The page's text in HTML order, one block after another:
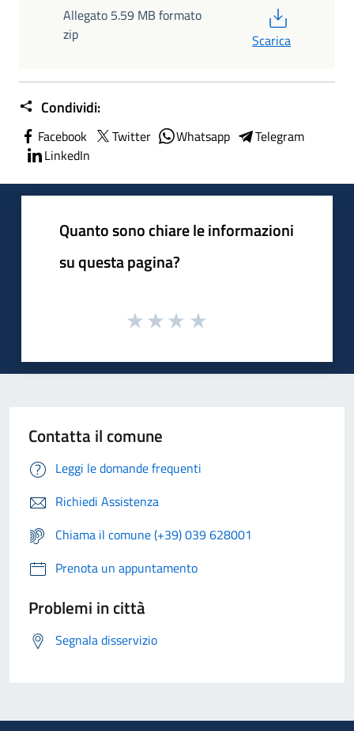
Allegato 5.59 MB formato
zip
Scarica
Condividi:
Facebook Twitter Whatsapp
Telegram
LinkedIn
Quanto sono chiare le informazioni
su questa pagina?
Contatta il comune
Leggi le domande frequenti
Richiedi Assistenza
Chiama il comune (+39) 039 628001
Prenota un appuntamento
Problemi in città
Segnala disservizio